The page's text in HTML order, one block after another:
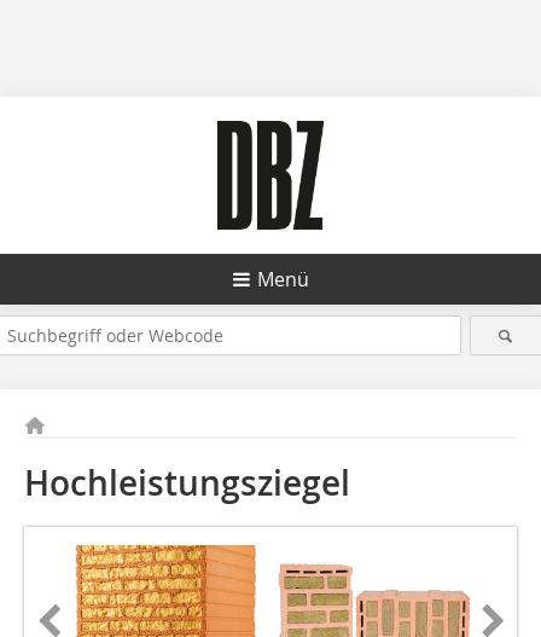
Menü
Hochleistungsziegel